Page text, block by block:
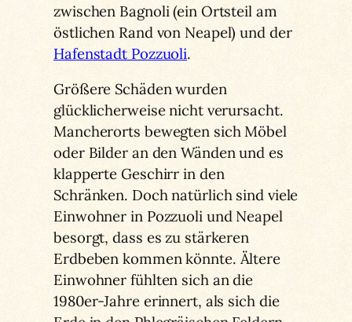
zwischen Bagnoli (ein Ortsteil am
östlichen Rand von Neapel) und der
Hafenstadt Pozzuoli.
Größere Schäden wurden
glücklicherweise nicht verursacht.
Mancherorts bewegten sich Möbel
oder Bilder an den Wänden und es
klapperte Geschirr in den
Schränken. Doch natürlich sind viele
Einwohner in Pozzuoli und Neapel
besorgt, dass es zu stärkeren
Erdbeben kommen könnte. Ältere
Einwohner fühlten sich an die
1980er-Jahre erinnert, als sich die